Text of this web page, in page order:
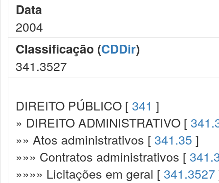
Data
2004
Classificação (CDDir)
341.3527
DIREITO PÚBLICO [ 341 ]
» DIREITO ADMINISTRATIVO [
»» Atos administrativos [ 341.35 ]
»»» Contratos administrativos [
»»»» Licitações em geral [ 341.3527